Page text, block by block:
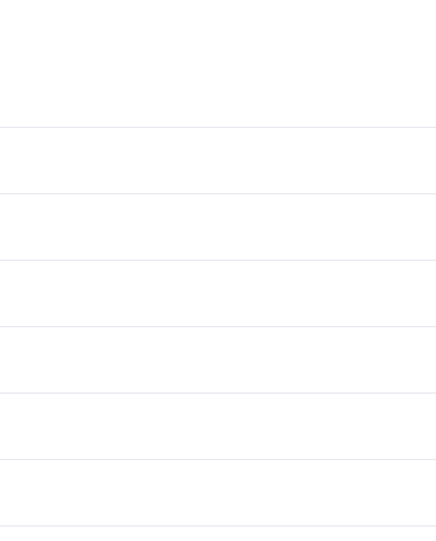
generoso,
de vida, ya sea para
Octavia 2019.
que te encantará.